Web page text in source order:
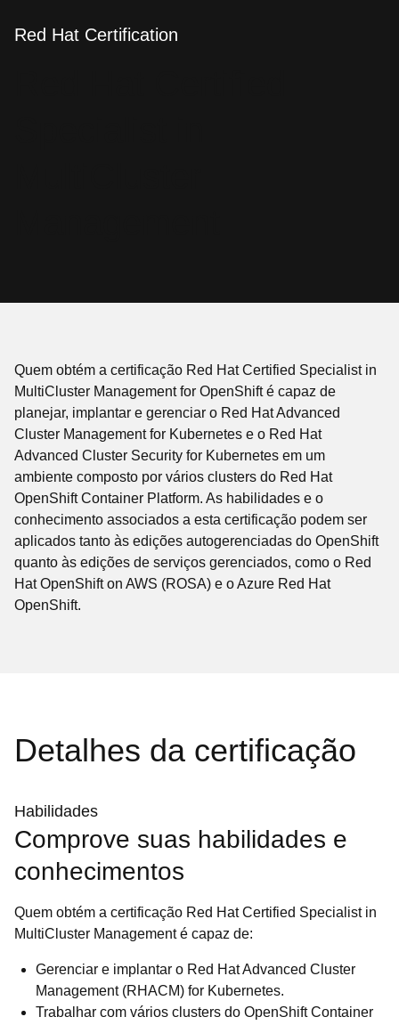
Red Hat Certification
Quem obtém a certificação Red Hat Certified Specialist in
MultiCluster Management for OpenShift é capaz de
planejar, implantar e gerenciar o Red Hat Advanced
Cluster Management for Kubernetes e o Red Hat
Advanced Cluster Security for Kubernetes em um
ambiente composto por vários clusters do Red Hat
OpenShift Container Platform. As habilidades e o
conhecimento associados a esta certificação podem ser
aplicados tanto às edições autogerenciadas do OpenShift
quanto às edições de serviços gerenciados, como o Red
Hat OpenShift on AWS (ROSA) e o Azure Red Hat
OpenShift.
Detalhes da certificação
Habilidades
Comprove suas habilidades e
conhecimentos
Quem obtém a certificação Red Hat Certified Specialist in
MultiCluster Management é capaz de:
Gerenciar e implantar o Red Hat Advanced Cluster
Management (RHACM) for Kubernetes.
Trabalhar com vários clusters do OpenShift Container